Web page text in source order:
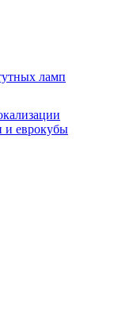
ламп
и еврокубы